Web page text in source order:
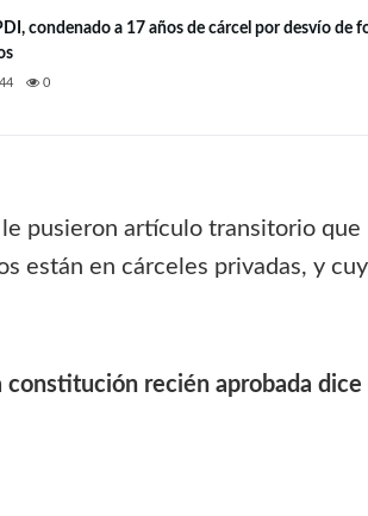
condenado a 17 años de cárcel por desvío de
0
pusieron artículo transitorio que
están en cárceles privadas, y
recién aprobada dice